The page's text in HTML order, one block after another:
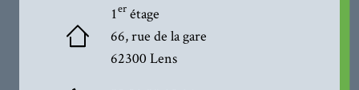
1erétage
66, rue de la gare
62300 Lens